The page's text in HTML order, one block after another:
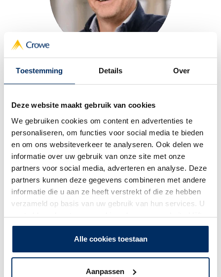
Toestemming Details Over
Deze website maakt gebruik van cookies
We gebruiken cookies om content en advertenties te
personaliseren, om functies voor social media te bieden
en om ons websiteverkeer te analyseren. Ook delen we
informatie over uw gebruik van onze site met onze
partners voor social media, adverteren en analyse. Deze
partners kunnen deze gegevens combineren met andere
informatie die u aan ze heeft verstrekt of die ze hebben
verzameld op basis van uw gebruik van hun services. U
gaat akkoord met onze cookies als u onze website blijft
gebruiken.
Alle cookies toestaan
Aanpassen
Johan Baken
Aanmelden